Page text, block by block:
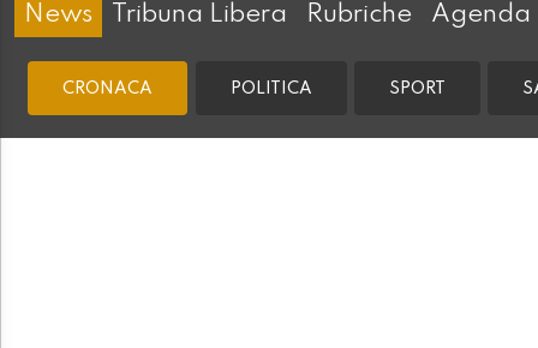
News Tribuna Libera Rubriche Agenda
CRONACA POLITICA SPORT